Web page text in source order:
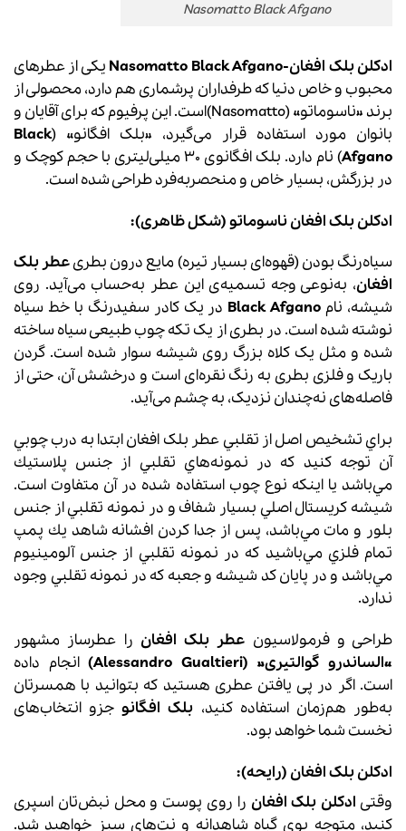
Nasomatto Black Afgano
ادکلن بلک افغان-Nasomatto Black Afgano
یکی از عطرهای
محبوب و خاص دنیا که طرفداران پرشماری هم دارد، محصولی از
برند «ناسوماتو» (Nasomatto)است. این پرفیوم که برای آقایان و
بانوان مورد استفاده قرار می‌گیرد، «بلک افگانو» (Black
Afgano
) نام دارد. بلک افگانوی 30 میلی‌لیتری با حجم کوچک و
در بزرگش، بسیار خاص و منحصربه‌فرد طراحی شده است.
ادکلن بلک افغانناسوماتو (شکل ظاهری):
سیاه‌رنگ بودن (قهوه‌ای بسیار تیره) مایع درون بطریعطر بلک
افغان، به‌نوعی وجه‌ تسمیه‌ی این عطر به‌حساب می‌آید. روی
شیشه، نام Black Afgano در یک کادر سفیدرنگ با خط سیاه
نوشته شده است. در بطری از یک تکه چوب طبیعی سیاه ساخته‌
شده و مثل یک کلاه بزرگ روی شیشه سوار شده است. گردن
باریک و فلزی بطری به رنگ نقره‌ای است و درخشش آن، حتی از
فاصله‌های نه‌چندان نزدیک، به چشم می‌آید.
براي تشخيص اصل از تقلبي عطر بلک افغان ابتدا به درب چوبي
آن توجه كنيد كه در نمونه‌هاي تقلبي از جنس پلاستيك
مي‌باشد یا اینکه نوع چوب استفاده شده در آن متفاوت است.
شيشه كريستال اصلي بسيار شفاف و در نمونه تقلبي از جنس
بلور و مات مي‌باشد، پس از جدا كردن افشانه شاهد يك پمپ
تمام فلزي مي‌باشيد كه در نمونه تقلبي از جنس آلومينيوم
مي‌باشد و در پايان كد شيشه و جعبه كه در نمونه تقلبي وجود
ندارد.
طراحی و فرمولاسیون عطر بلک افغان را عطرساز مشهور
«الساندرو گوالتیری» (Alessandro Gualtieri)
انجام داده
است. اگر در پی یافتن عطری هستید که بتوانید با همسرتان
به‌طور هم‌زمان استفاده کنید، بلک افگانوجزو انتخاب‌های
نخست شما خواهد بود.
ادکلن بلک افغان (رایحه):
وقتی ادکلن بلک افغان را روی پوست و محل نبض‌تان اسپری
کنید، متوجه بوی گیاه شاهدانه و نت‌های سبز خواهید شد.